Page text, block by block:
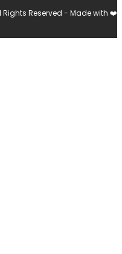
Rights Reserved - Made with ❤️